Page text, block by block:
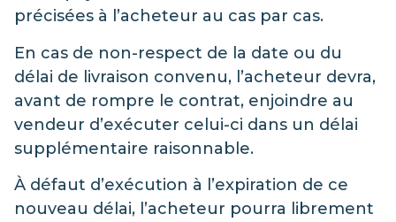
précisées à l’acheteur au cas par cas.
En cas de non-respect de la date ou du
délai de livraison convenu, l’acheteur devra,
avant de rompre le contrat, enjoindre au
vendeur d’exécuter celui-ci dans un délai
supplémentaire raisonnable.
À défaut d’exécution à l’expiration de ce
nouveau délai, l’acheteur pourra librement